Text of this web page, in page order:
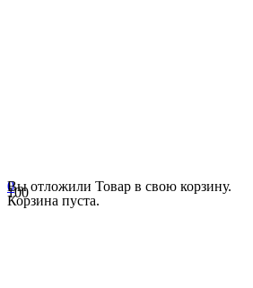
0
Вы отложили Товар в свою корзину.
Корзина пуста.